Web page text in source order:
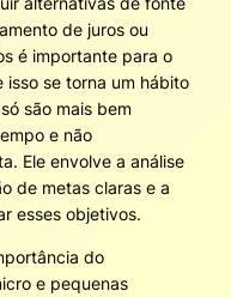
de juros ou
é importante para o
se torna um hábito
são mais bem
e não
Ele envolve a análise
de metas claras e a
esses objetivos.
do
e pequenas